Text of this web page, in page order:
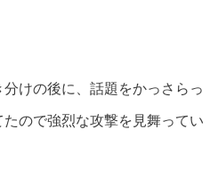
けの後に、話題をかっさらっ
ので強烈な攻撃を見舞ってい